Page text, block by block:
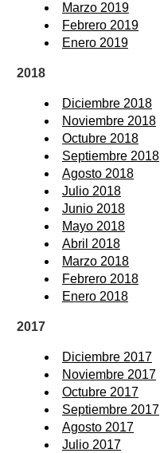
Marzo 2019
Febrero 2019
Enero 2019
2018
Diciembre 2018
Noviembre 2018
Octubre 2018
Septiembre 2018
Agosto 2018
Julio 2018
Junio 2018
Mayo 2018
Abril 2018
Marzo 2018
Febrero 2018
Enero 2018
2017
Diciembre 2017
Noviembre 2017
Octubre 2017
Septiembre 2017
Agosto 2017
Julio 2017